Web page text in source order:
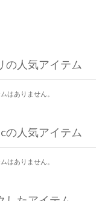
の人気アイテム
はありません。
の人気アイテム
はありません。